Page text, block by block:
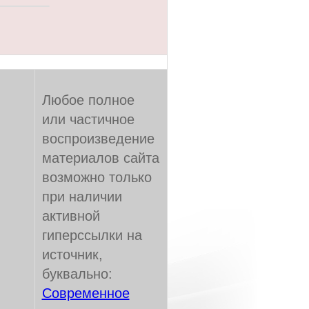
Любое полное
или частичное
воспроизведение
материалов сайта
возможно только
при наличии
активной
гиперссылки на
источник,
буквально:
Современное